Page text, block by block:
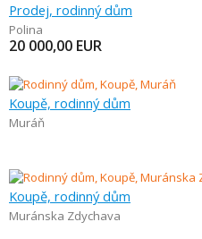
Prodej, rodinný dům
Polina
20 000,00 EUR
Koupě, rodinný dům
Muráň
Koupě, rodinný dům
Muránska Zdychava